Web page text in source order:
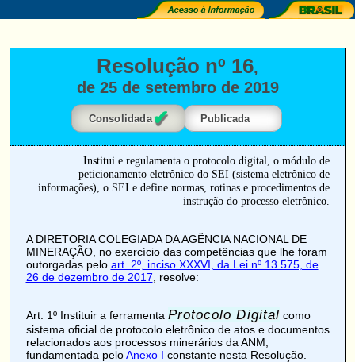
Resolução nº 16,
de 25 de setembro de 2019
Consolidada✔ Publicada
Institui e regulamenta o protocolo digital, o módulo de
peticionamento eletrônico do SEI (sistema eletrônico de
informações), o SEI e define normas, rotinas e procedimentos de
instrução do processo eletrônico.
A DIRETORIA COLEGIADA DA AGÊNCIA NACIONAL DE
MINERAÇÃO, no exercício das competências que lhe foram
outorgadas pelo art. 2º, inciso XXXVI, da Lei nº 13.575, de
26 de dezembro de 2017 , resolve:
Art. 1ºInstituir a ferramenta Protocolo Digital como
sistema oficial de protocolo eletrônico de atos e documentos
relacionados aos processos minerários da ANM,
fundamentada peloAnexo I constante nesta Resolução.